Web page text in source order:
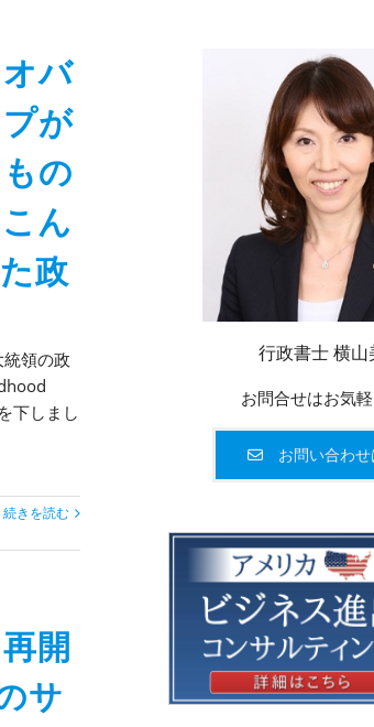
バ
が
の
ん
政
領の政
下しまし
続きを読む
開
サ
行政書士 横山
お問合せはお気
お問い合わ